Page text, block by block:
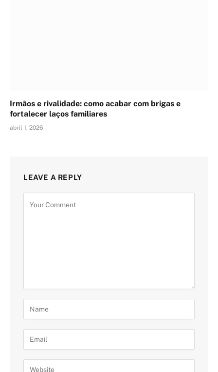
Irmãos e rivalidade: como acabar com brigas e
fortalecer laços familiares
abril 1, 2026
LEAVE A REPLY